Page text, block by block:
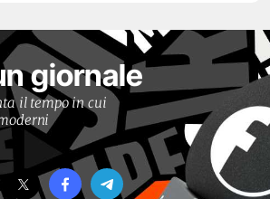
giornale
il tempo in cui